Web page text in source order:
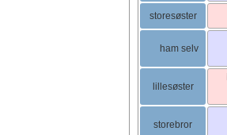
storesøster
ham selv
lillesøster
storebror